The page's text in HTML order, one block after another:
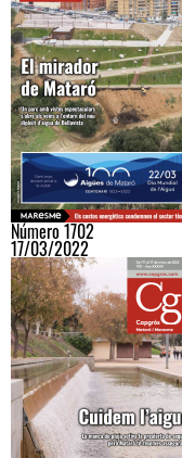
Número 1702
17/03/2022